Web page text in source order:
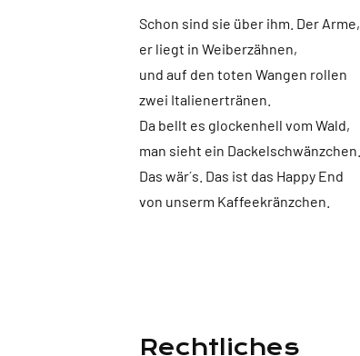
Schon sind sie über ihm. Der Arme,
er liegt in Weiberzähnen,
und auf den toten Wangen rollen
zwei Italienertränen.
Da bellt es glockenhell vom Wald,
man sieht ein Dackelschwänzchen.
Das wär´s. Das ist das Happy End
von unserm Kaffeekränzchen.
Rechtliches